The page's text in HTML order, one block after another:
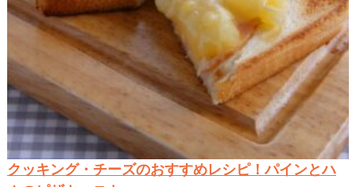
クッキング・チーズのおすすめレシピ！パインとハ